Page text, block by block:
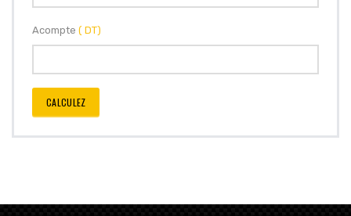
Acompte ( DT)
CALCULEZ